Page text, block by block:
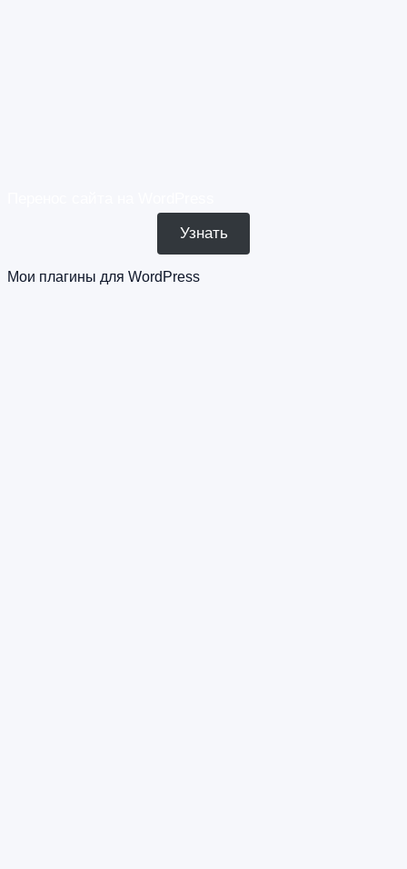
Узнать
Мои плагины для WordPress